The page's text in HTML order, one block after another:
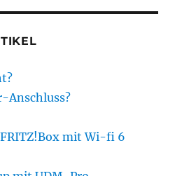
Anschluss?
mit Wi-fi 6